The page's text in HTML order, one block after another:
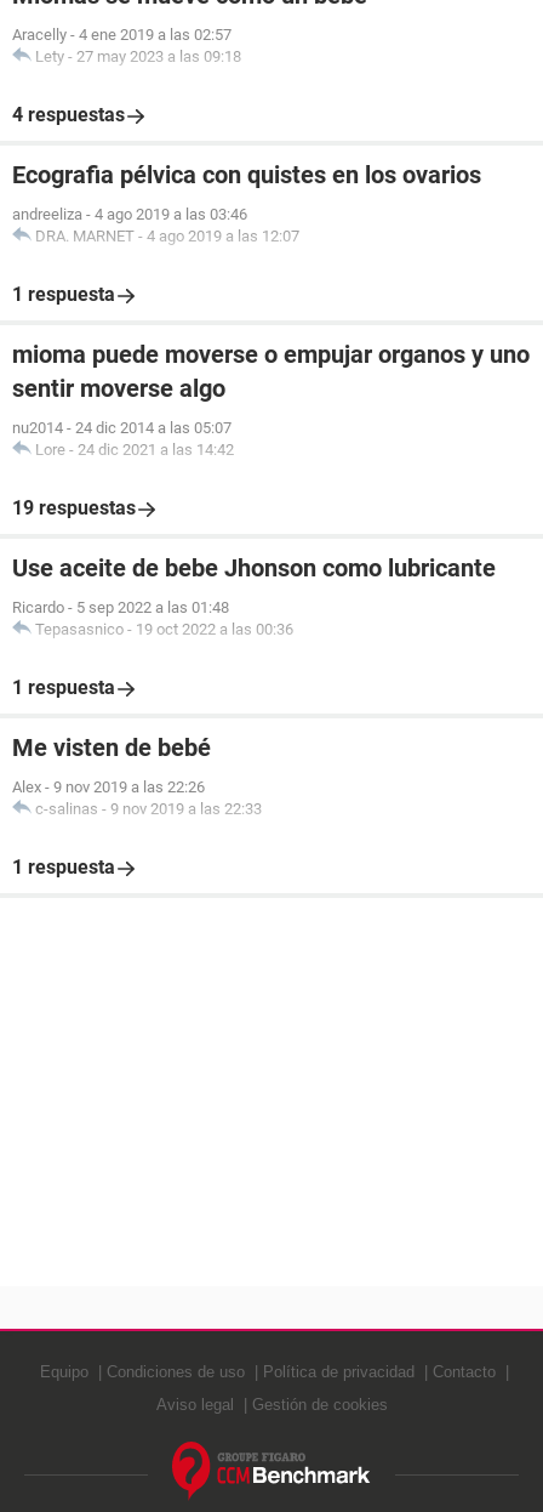
Aracelly - 4 ene 2019 a las 02:57
Lety - 27 may 2023 a las 09:18
4 respuestas
Ecografia pélvica con quistes en los ovarios
andreeliza - 4 ago 2019 a las 03:46
DRA. MARNET - 4 ago 2019 a las 12:07
1 respuesta
mioma puede moverse o empujar organos y uno
sentir moverse algo
nu2014 - 24 dic 2014 a las 05:07
Lore - 24 dic 2021 a las 14:42
19 respuestas
Use aceite de bebe Jhonson como lubricante
Ricardo - 5 sep 2022 a las 01:48
Tepasasnico - 19 oct 2022 a las 00:36
1 respuesta
Me visten de bebé
Alex - 9 nov 2019 a las 22:26
c-salinas - 9 nov 2019 a las 22:33
1 respuesta
Equipo Condiciones de uso Política de privacidad
Contacto
Aviso legal
Gestión de cookies